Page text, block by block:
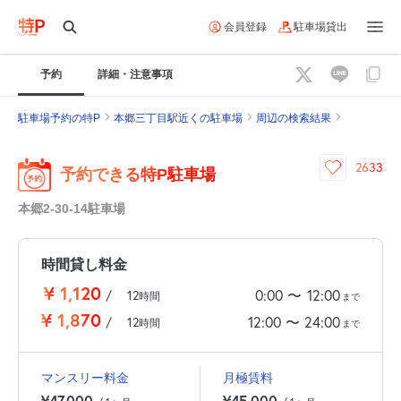
会員登録 駐車場貸出
予約 詳細・注意事項
駐車場予約の特P 本郷三丁目駅近くの駐車場 周辺の検索結果
予約できる特P駐車場
本郷2-30-14駐車場
2633
時間貸し料金
¥ 1,120 / 12時間 0:00 〜 12:00 まで
¥ 1,870 / 12時間 12:00 〜 24:00 まで
マンスリー料金 月極賃料